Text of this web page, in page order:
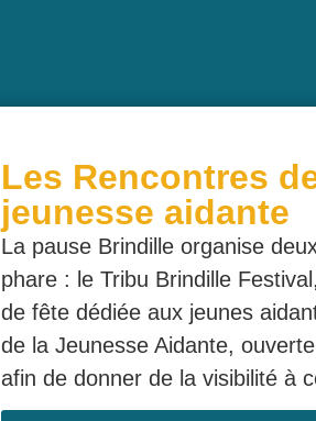
Les Rencontres
jeunesse aidante
La pause Brindille organise
phare : le Tribu Brindille
de fête dédiée aux jeunes
de la Jeunesse Aidante,
afin de donner de la visibilité à